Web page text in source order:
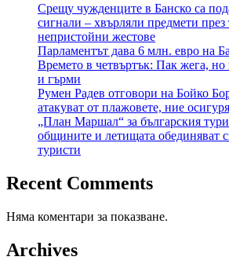
Срещу чужденците в Банско са
сигнали – хвърляли предмети през
непристойни жестове
Парламентът дава 6 млн. евро на
Времето в четвъртък: Пак жега, но
и гърми
Румен Радев отговори на Бойко
атакуват от плажовете, ние
„План Маршал“ за българския
общините и летищата обединяват
туристи
Recent Comments
Няма коментари за показване.
Archives